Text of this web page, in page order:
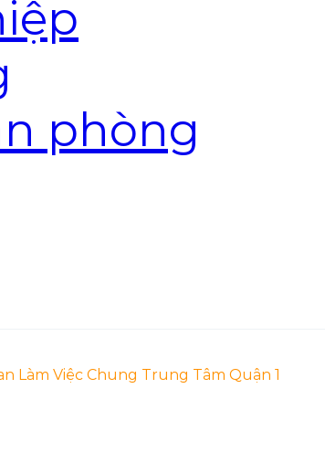
phòng
Làm Việc Chung Trung Tâm Quận 1